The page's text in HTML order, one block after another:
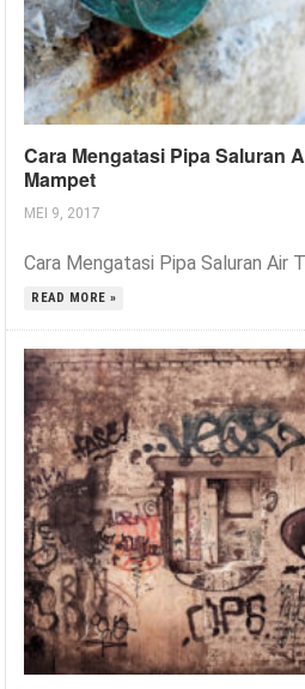
Cara Mengatasi Pipa Saluran
Mampet
MEI 9, 2017
Cara Mengatasi Pipa Saluran Air
READ MORE »